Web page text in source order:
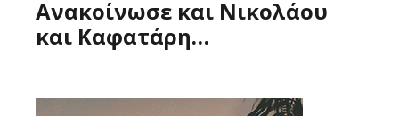
Ανακοίνωσε και Νικολάου
και Καφατάρη…